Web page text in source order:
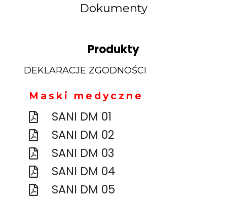
Dokumenty
Produkty
DEKLARACJE ZGODNOŚCI
Maski medyczne
SANI DM 01
SANI DM 02
SANI DM 03
SANI DM 04
SANI DM 05